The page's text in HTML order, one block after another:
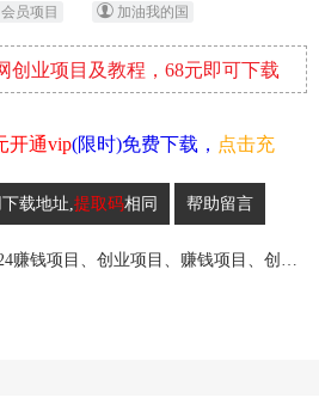
会员项目 加油我的国
创业项目及教程，68元即可下载
开通vip(限时)免费下载， 点击充
载地址,提取码相同 帮助留言
玩锤子创业网是一个提供2024赚钱项目、创业项目、赚钱项目、创业赚钱教程、引流教程的创业网,欢迎来玩锤子创业网！